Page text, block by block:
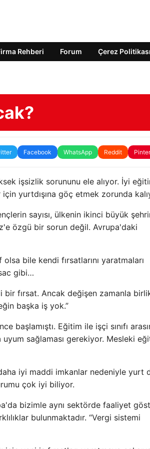
Rehberi Forum Çerez Politikası
Facebook WhatsApp Reddit
işsizlik sorununu ele alıyor. İyi
yurtdışına göç etmek zorunda
sayısı, ülkenin ikinci büyük
özgü bir sorun değil. Avrupa'daki
bile kendi fırsatlarını yaratmaları
gibi…
bir fırsat. Ancak değişen zamanla
başka iş yok.”
başlamıştı. Eğitim ile işçi sınıfı
uyum sağlaması gerekiyor. Mesleki
iyi maddi imkanlar nedeniyle yurt
çok iyi biliyor.
bizimle aynı sektörde faaliyet
bulunmaktadır. “Vergi sistemi